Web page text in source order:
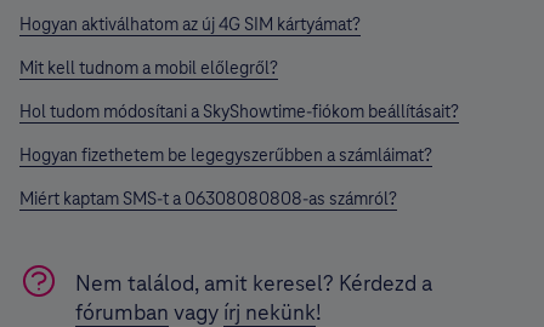
Hogyan aktiválhatom az új 4G SIM kártyámat?
Mit kell tudnom a mobil előlegről?
Hol tudom módosítani a SkyShowtime-fiókom beállításait?
Hogyan fizethetem be legegyszerűbben a számláimat?
Miért kaptam SMS-t a 06308080808-as számról?
Nem találod, amit keresel? Kérdezd a
fórumban vagy írj nekünk!